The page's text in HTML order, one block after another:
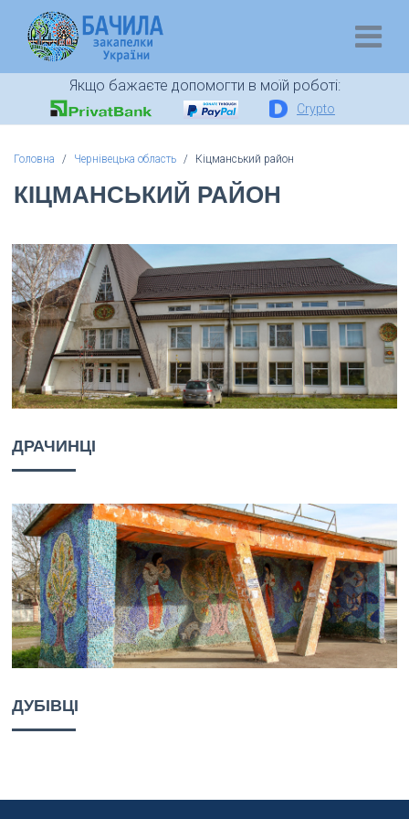
Якщо бажаєте допомогти в моїй роботі:
Crypto
Головна Чернівецька область Кіцманський район
КІЦМАНСЬКИЙ РАЙОН
ДРАЧИНЦІ
ДУБІВЦІ